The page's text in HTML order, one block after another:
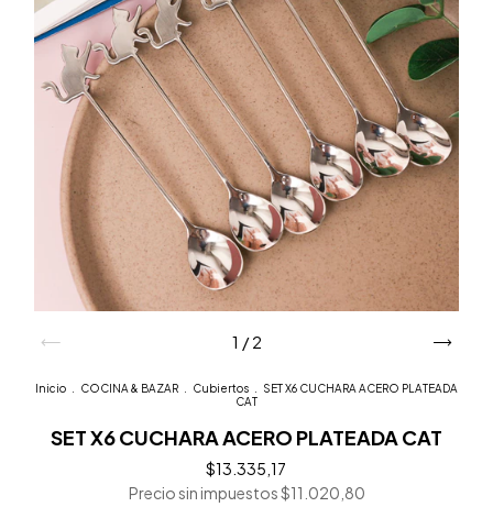
1 /2
Inicio COCINA & BAZAR Cubiertos
SET X6 CUCHARA ACERO PLATEADA
CAT
SET X6 CUCHARA ACERO PLATEADA CAT
$13.335,17
Precio sin impuestos$11.020,80